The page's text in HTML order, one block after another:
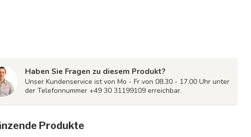
Haben Sie Fragen zu diesem Produkt?
Unser Kundenservice ist von Mo - Fr von 08.30 - 17.00 Uhr unter
der Telefonnummer +49 30 31199109 erreichbar.
Produkte